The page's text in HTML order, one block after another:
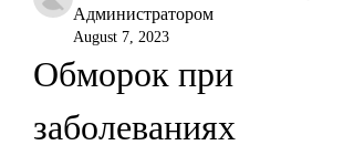
Администратором
August 7, 2023
Обморок при
заболеваниях